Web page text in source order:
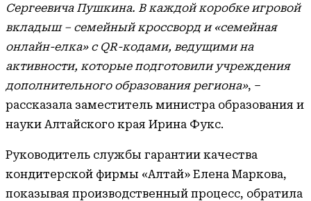
Сергеевича Пушкина. В каждой коробке игровой
вкладыш – семейный кроссворд и «семейная
онлайн-елка» с QR-кодами, ведущими на
активности, которые подготовили учреждения
дополнительного образования региона», –
рассказала заместитель министра образования и
науки Алтайского края Ирина Фукс.
Руководитель службы гарантии качества
кондитерской фирмы «Алтай» Елена Маркова,
показывая производственный процесс, обратила